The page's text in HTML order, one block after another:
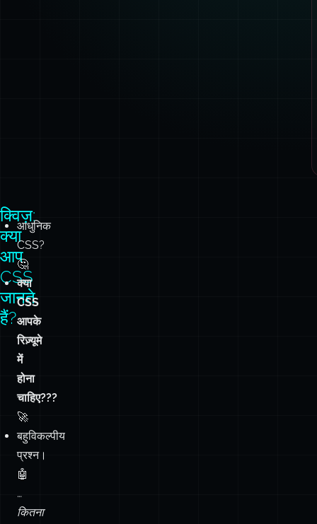
क्विज़:
क्या
आप
CSS
जानते
हैं?
आधुनिक
CSS?
🤔
क्या
CSS
आपके
रिज़्यूमे
में
होना
चाहिए???
🚀
बहुविकल्पीय
प्रश्न।
🤖
…
कितना